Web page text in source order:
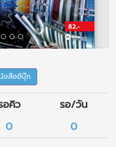
สืออีบุ๊ก
อคิว
รอ/วัน
0 0